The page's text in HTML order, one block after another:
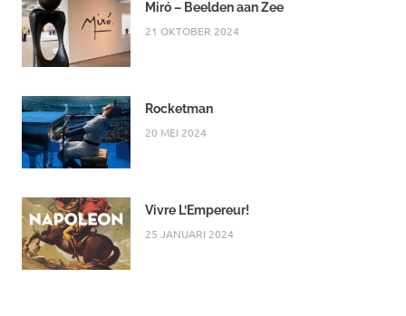
Miró – Beelden aan Zee
21 OKTOBER 2024
Rocketman
20 MEI 2024
Vivre L’Empereur!
25 JANUARI 2024